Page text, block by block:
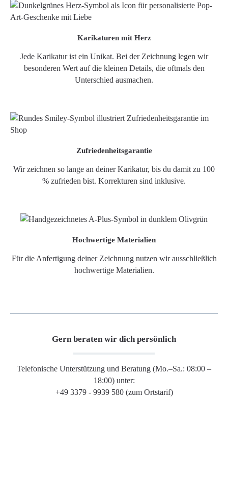
Karikaturen mit Herz
Jede Karikatur ist ein Unikat. Bei der Zeichnung legen wir
besonderen Wert auf die kleinen Details, die oftmals den
Unterschied ausmachen.
Zufriedenheitsgarantie
Wir zeichnen so lange an deiner Karikatur, bis du damit zu 100
% zufrieden bist. Korrekturen sind inklusive.
Hochwertige Materialien
Für die Anfertigung deiner Zeichnung nutzen wir ausschließlich
hochwertige Materialien.
Gern beraten wir dich persönlich
Telefonische Unterstützung und Beratung (Mo.–Sa.: 08:00 –
18:00) unter:
+49 3379 - 9939 580 (zum Ortstarif)